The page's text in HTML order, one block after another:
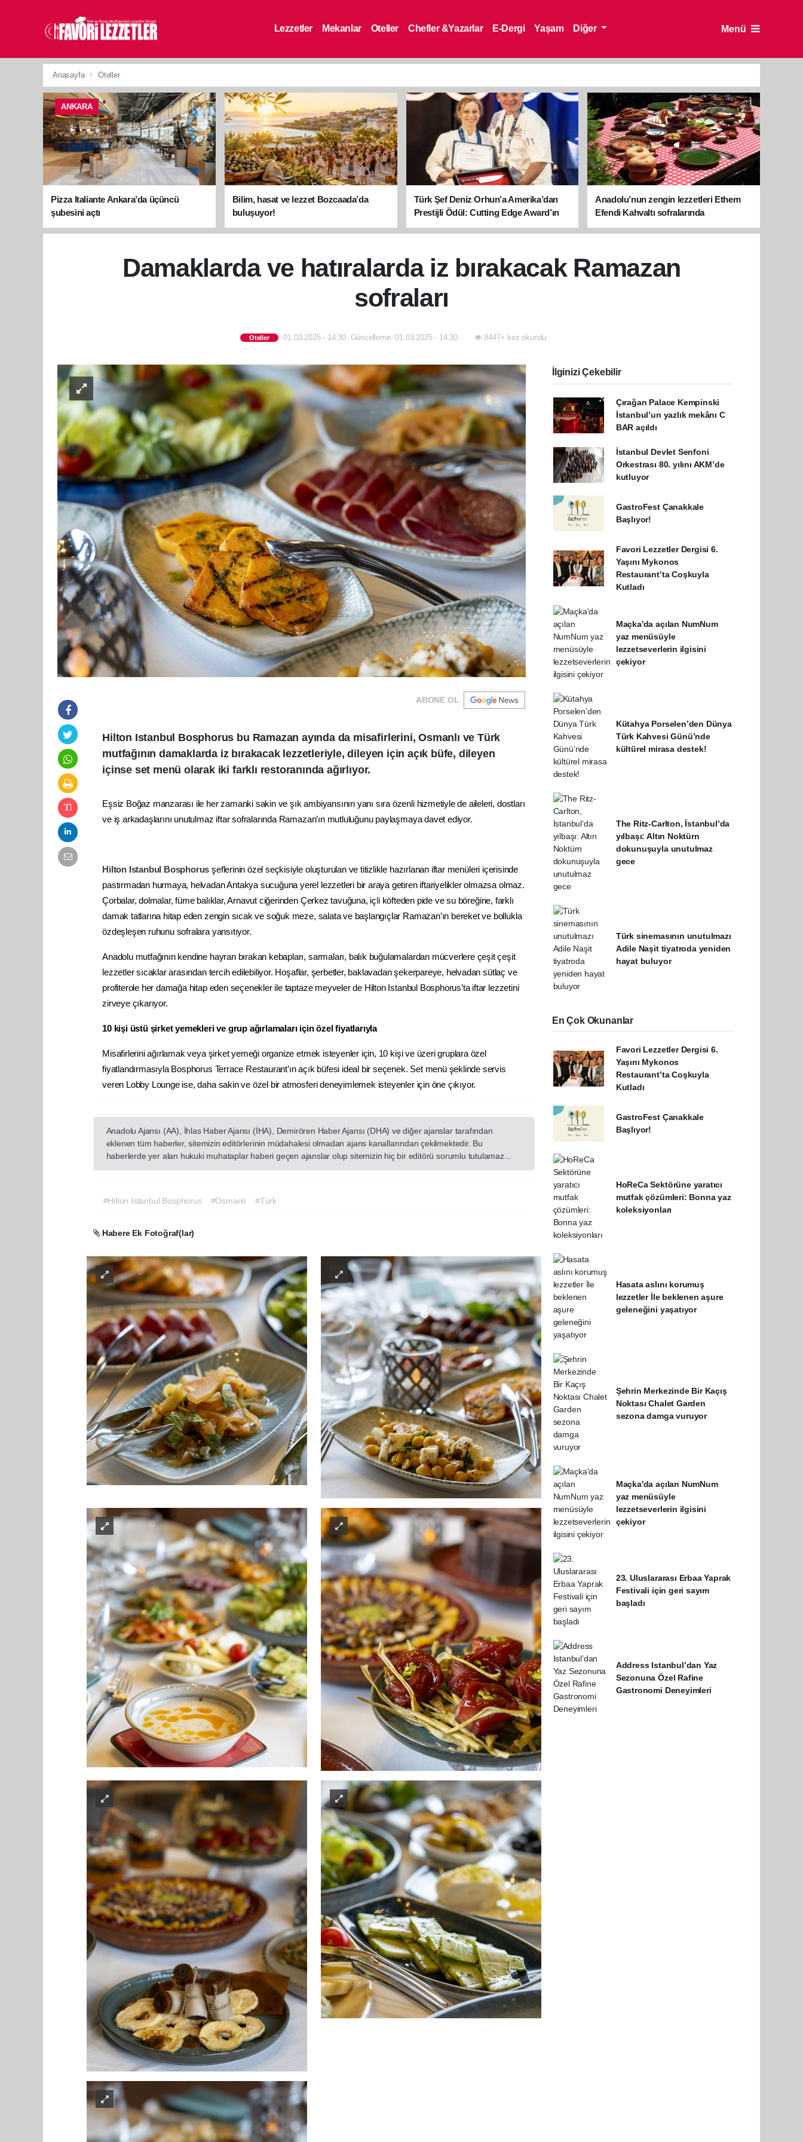
Lezzetler Mekanlar Oteller Chefler &Yazarlar E-Dergi Yaşam Diğer Menü
Anasayfa Oteller
ANKARA
Pizza Italiante Ankara’da üçüncü
şubesini açtı
Bilim, hasat ve lezzet Bozcaada’da
buluşuyor!
Türk Şef Deniz Orhun’a Amerika’dan
Prestijli Ödül: Cutting Edge Award’ın
sahibi oldu
Anadolu’nun zengin lezzetleri Ethem
Efendi Kahvaltı sofralarında
Damaklarda ve hatıralarda iz bırakacak Ramazan
sofraları
Oteller 01.03.2025 - 14:30, Güncelleme: 01.03.2025 - 14:30 8447+ kez okundu.
ABONE OL
Hilton Istanbul Bosphorus bu Ramazan ayında da misafirlerini, Osmanlı ve Türk
mutfağının damaklarda iz bırakacak lezzetleriyle, dileyen için açık büfe, dileyen
içinse set menü olarak iki farklı restoranında ağırlıyor.
Eşsiz Boğaz manzarası ile her zamanki sakin ve şık ambiyansının yanı sıra özenli hizmetiyle de aileleri, dostları
ve iş arkadaşlarını unutulmaz iftar sofralarında Ramazan’ın mutluluğunu paylaşmaya davet ediyor.
Hilton Istanbul Bosphorusşeflerinin özel seçkisiyle oluşturulan ve titizlikle hazırlanan iftar menüleri içerisinde
pastırmadan hurmaya, helvadan Antakya sucuğuna yerel lezzetleri bir araya getiren iftariyelikler olmazsa olmaz.
Çorbalar, dolmalar, füme balıklar, Arnavut ciğerinden Çerkez tavuğuna, içli köfteden pide ve su böreğine, farklı
damak tatlarına hitap eden zengin sıcak ve soğuk meze, salata ve başlangıçlar Ramazan’ın bereket ve bollukla
özdeşleşen ruhunu sofralara yansıtıyor.
Anadolu mutfağının kendine hayran bırakan kebapları, sarmaları, balık buğulamalardan mücverlere çeşit çeşit
lezzetler sıcaklar arasından tercih edilebiliyor. Hoşaflar, şerbetler, baklavadan şekerpareye, helvadan sütlaç ve
profiterole her damağa hitap eden seçenekler ile taptaze meyveler de Hilton Istanbul Bosphorus’ta iftar lezzetini
zirveye çıkarıyor.
10 kişi üstü şirket yemekleri ve grup ağırlamaları için özel fiyatlarıyla
Misafirlerini ağırlamak veya şirket yemeği organize etmek isteyenler için, 10 kişi ve üzeri gruplara özel
fiyatlandırmasıyla Bosphorus Terrace Restaurant’ın açık büfesi ideal bir seçenek. Set menü şeklinde servis
veren Lobby Lounge ise, daha sakin ve özel bir atmosferi deneyimlemek isteyenler için öne çıkıyor.
Anadolu Ajansı (AA), İhlas Haber Ajansı (İHA), Demirören Haber Ajansı (DHA) ve diğer ajanslar tarafından
eklenen tüm haberler, sitemizin editörlerinin müdahalesi olmadan ajans kanallarından çekilmektedir. Bu
haberlerde yer alan hukuki muhataplar haberi geçen ajanslar olup sitemizin hiç bir editörü sorumlu tutulamaz...
#Hilton Istanbul Bosphorus #Osmanlı #Türk
Habere Ek Fotoğraf(lar)
İlginizi Çekebilir
Çırağan Palace Kempinski
İstanbul’un yazlık mekânı C
BAR açıldı
İstanbul Devlet Senfoni
Orkestrası 80. yılını AKM’de
kutluyor
GastroFest Çanakkale
Başlıyor!
Favori Lezzetler Dergisi 6.
Yaşını Mykonos
Restaurant’ta Coşkuyla
Kutladı
Maçka'da açılan NumNum
yaz menüsüyle
lezzetseverlerin ilgisini
çekiyor
Kütahya Porselen’den Dünya
Türk Kahvesi Günü’nde
kültürel mirasa destek!
The Ritz-Carlton, İstanbul’da
yılbaşı: Altın Noktürn
dokunuşuyla unutulmaz
gece
Türk sinemasının unutulmazı
Adile Naşit tiyatroda yeniden
hayat buluyor
En Çok Okunanlar
Favori Lezzetler Dergisi 6.
Yaşını Mykonos
Restaurant’ta Coşkuyla
Kutladı
GastroFest Çanakkale
Başlıyor!
HoReCa Sektörüne yaratıcı
mutfak çözümleri: Bonna yaz
koleksiyonları
Hasata aslını korumuş
lezzetler İle beklenen aşure
geleneğini yaşatıyor
Şehrin Merkezinde Bir Kaçış
Noktası Chalet Garden
sezona damga vuruyor
Maçka'da açılan NumNum
yaz menüsüyle
lezzetseverlerin ilgisini
çekiyor
23. Uluslararası Erbaa Yaprak
Festivali için geri sayım
başladı
Address Istanbul’dan Yaz
Sezonuna Özel Rafine
Gastronomi Deneyimleri